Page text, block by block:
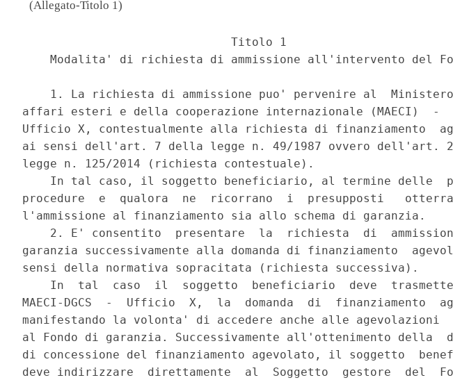
(Allegato-Titolo 1)
                              Titolo 1
Modalita' di richiesta di ammissione all'intervento del
1. La richiesta di ammissione puo' pervenire al
affari esteri e della cooperazione internazionale (MAECI)  -
Ufficio X, contestualmente alla richiesta di finanziamento
ai sensi dell'art. 7 della legge n. 49/1987 ovvero dell'art.
legge n. 125/2014 (richiesta contestuale).
In tal caso, il soggetto beneficiario, al termine delle
procedure  e  qualora  ne  ricorrano  i  presupposti
l'ammissione al finanziamento sia allo schema di garanzia.
2. E' consentito  presentare  la  richiesta  di
garanzia successivamente alla domanda di finanziamento
sensi della normativa sopracitata (richiesta successiva).
In  tal  caso  il  soggetto  beneficiario  deve
MAECI-DGCS  -  Ufficio  X,  la  domanda  di  finanziamento
manifestando la volonta' di accedere anche alle
al Fondo di garanzia. Successivamente all'ottenimento della
di concessione del finanziamento agevolato, il soggetto
deve indirizzare  direttamente  al  Soggetto  gestore  del